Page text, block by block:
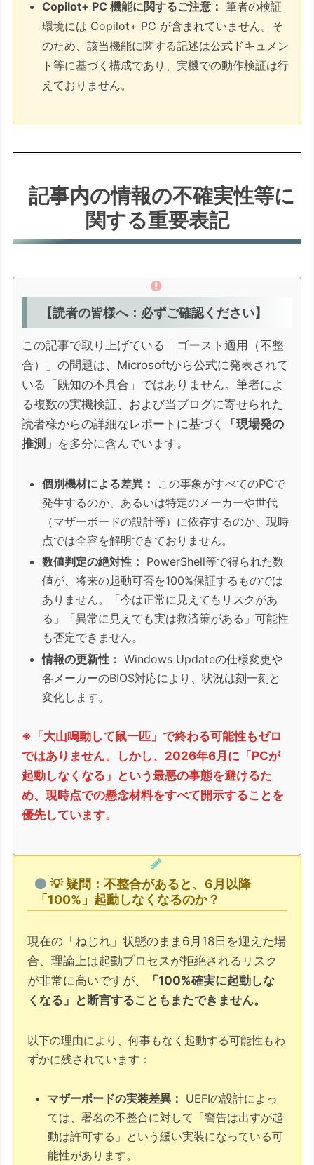
わかりやすい解説：2026年問題と「ゴー
スト適用」の正体
この記事に掲載しているトラブル解決のステッ
プと目安時間
年6月に訪れる「死の宣告」
兎にも角にも確認：KB5036210（DB更新）
の配信状況と実態
前提条件と「順次配信」の現状
✅ このセクションで行う「更新状
況」の判断
「ゴースト適用」を見抜く：バージョン更新と
物理挙動の不整合
物理的な「合格サイン」：二重再起動の有
無
数値による最終証明：WinREのバージョン
✅ 最終判定：あなたのPCは2026年6
月を越えられるか？
物理的な最終証明：DB（署名データベー
ス）が本当に書き換わったか
WinREのバージョンが「.7701」であ
っても、まだ不安が残る方へ。
【正直に伝えます】「鍵がある＝更
新成功」とは限らない不都合な真実
「今回の更新」が完了したかを確認できる
部分は？
DB更新を確認できる方法は？
【結論】結局、確実な更新確認の方法はあ
【効率化】複数台のPCを管理している方へ：
判定と修正の「セミ・オート」化とリモートワ
ーク
1. 判定用PowerShellスクリプトの作成
リモート（ネットワーク経由）で一括処理
を行う手順
手法1：PowerShell Remoting
手法2：PsExec (Sysinternals) を使
う
手法3：【推奨】リモートデスクトッ
プ (RDP) による「デジタル巡回」
【レスキュー編】「ゴースト適用」を打破し、
物理書き換えを強制する
を開く
2. レジストリによる「再トリガー」：OS
の記憶を上書きする
3. BIOSでの「保存終了」：ハードとソフ
Copilot+ PC 機能に関するご注意： 筆者の検証
環境には Copilot+ PC が含まれていません。そ
のため、該当機能に関する記述は公式ドキュメン
ト等に基づく構成であり、実機での動作検証は行
えておりません。
記事内の情報の不確実性等に
関する重要表記
【読者の皆様へ：必ずご確認ください】
この記事で取り上げている「ゴースト適用（不整
合）」の問題は、Microsoftから公式に発表されて
いる「既知の不具合」ではありません。筆者によ
る複数の実機検証、および当ブログに寄せられた
読者様からの詳細なレポートに基づく
「現場発の
推測」 を多分に含んでいます。
個別機材による差異：
この事象がすべてのPCで
発生するのか、あるいは特定のメーカーや世代
（マザーボードの設計等）に依存するのか、現時
点では全容を解明できておりません。
数値判定の絶対性： PowerShell等で得られた数
値が、将来の起動可否を100%保証するものでは
ありません。「今は正常に見えてもリスクがあ
る」「異常に見えても実は救済策がある」可能性
も否定できません。
情報の更新性： Windows Updateの仕様変更や
各メーカーのBIOS対応により、状況は刻一刻と
変化します。
※「大山鳴動して鼠一匹」で終わる可能性もゼロ
ではありません。しかし、2026年6月に「PCが
起動しなくなる」という最悪の事態を避けるた
め、現時点での懸念材料をすべて開示することを
優先しています。
💡 疑問：不整合があると、6月以降
「100%」起動しなくなるのか？
現在の「ねじれ」状態のまま6月18日を迎えた場
合、理論上は起動プロセスが拒絶されるリスク
が非常に高いですが、
「100%確実に起動しな
くなる」と断言することもまたできません。
以下の理由により、何事もなく起動する可能性もわ
ずかに残されています：
マザーボードの実装差異： UEFIの設計によっ
ては、署名の不整合に対して「警告は出すが起
動は許可する」という緩い実装になっている可
能性があります。